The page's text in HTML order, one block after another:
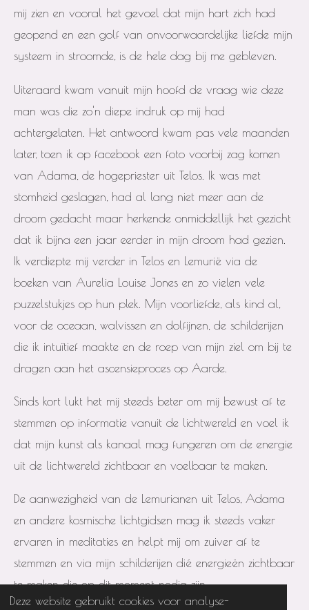
Deze website gebruikt cookies voor analyse-
mij zien en vooral het gevoel dat mijn hart zich had
geopend en een golf van onvoorwaardelijke liefde mijn
systeem in stroomde, is de hele dag bij me gebleven.
Uiteraard kwam vanuit mijn hoofd de vraag wie deze
man was die zo'n diepe indruk op mij had
achtergelaten. Het antwoord kwam pas vele maanden
later, toen ik op facebook een foto voorbij zag komen
van Adama, de hogepriester uit Telos. Ik was met
stomheid geslagen, had al lang niet meer aan de
droom gedacht maar herkende onmiddellijk het gezicht
dat ik bijna een jaar eerder in mijn droom had gezien.
Ik verdiepte mij verder in Telos en Lemurië via de
boeken van Aurelia Louise Jones en zo vielen vele
puzzelstukjes op hun plek. Mijn voorliefde, als kind al,
voor de oceaan, walvissen en dolfijnen, de schilderijen
die ik intuïtief maakte en de roep van mijn ziel om bij te
dragen aan het ascensieproces op Aarde.
Sinds kort lukt het mij steeds beter om mij bewust af te
stemmen op informatie vanuit de lichtwereld en voel ik
dat mijn kunst als kanaal mag fungeren om de energie
uit de lichtwereld zichtbaar en voelbaar te maken.
De aanwezigheid van de Lemurianen uit Telos, Adama
en andere kosmische lichtgidsen mag ik steeds vaker
ervaren in meditaties en helpt mij om zuiver af te
stemmen en via mijn schilderijen dié energieën zichtbaar
te maken die op dit moment nodig zijn.